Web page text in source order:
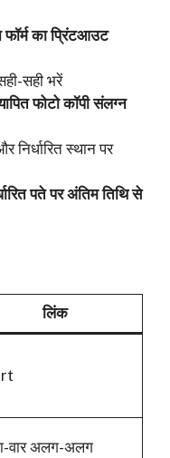
का प्रिंटआउट
सही भरें
फोटो कॉपी संलग्न
निर्धारित स्थान पर
पते पर अंतिम तिथि से
लिंक
वार अलग-अलग